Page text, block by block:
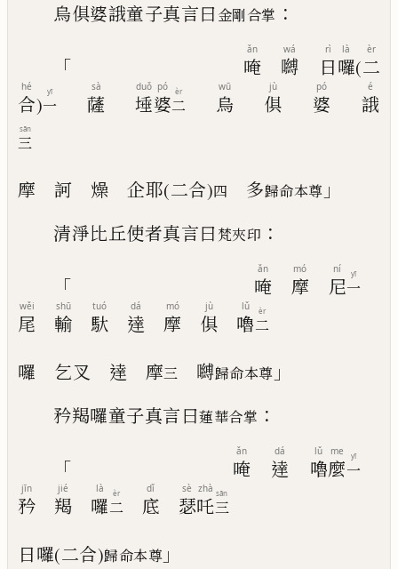
烏俱婆誐童子真言曰金剛合掌 ：
「 唵
ǎn
嚩
wá
日
rì
囉
là
(二
èr
合
hé
)一
yī
薩
sà
埵
duǒ
婆
pó
二
èr
烏
wū
俱
jù
婆
pó
誐
é
三
sān
摩 訶 燥 企耶(二合)四 多歸命本尊 」
清淨比丘使者真言曰梵夾印 ：
「 唵
ǎn
摩
mó
尼
ní
一
yī
尾
wěi
輸
shū
馱
tuó
達
dá
摩
mó
俱
jù
嚕
lǔ
二
èr
囉 乞叉 達 摩三 嚩歸命本尊 」
矜羯囉童子真言曰蓮華合掌 ：
「 唵
ǎn
達
dá
嚕
lǔ
麼
me
一
yī
矜
jīn
羯
jié
囉
là
二
èr
底
dǐ
瑟
sè
吒
zhà
三
sān
日囉(二合)歸命本尊 」